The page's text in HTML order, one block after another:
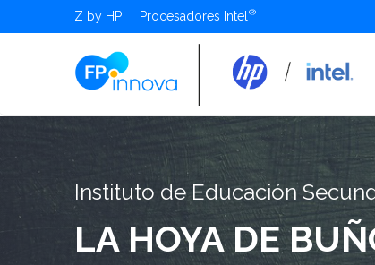
Z by HP Procesadores Intel
Instituto de Educación
LA HOYA DE